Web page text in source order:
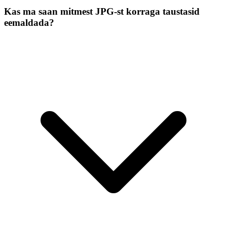
Kas ma saan mitmest JPG-st korraga taustasid
eemaldada?